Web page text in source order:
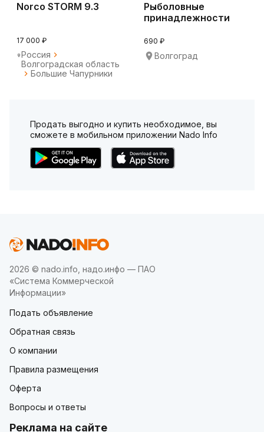
Norco STORM 9.3
17 000 ₽
Россия
Волгоградская область
Большие Чапурники
Рыболовные
принадлежности
690 ₽
Волгоград
Продать выгодно и купить необходимое, вы
сможете в мобильном приложении Nado Info
2026 © nado.info, надо.инфо — ПАО
«Система Коммерческой
Информации»
Подать объявление
Обратная связь
О компании
Правила размещения
Оферта
Вопросы и ответы
Реклама на сайте